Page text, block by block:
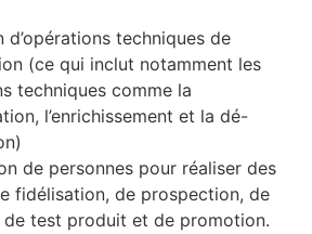
d’opérations techniques de
(ce qui inclut notamment les
techniques comme la
l’enrichissement et la dé-
de personnes pour réaliser des
fidélisation, de prospection, de
de test produit et de promotion.